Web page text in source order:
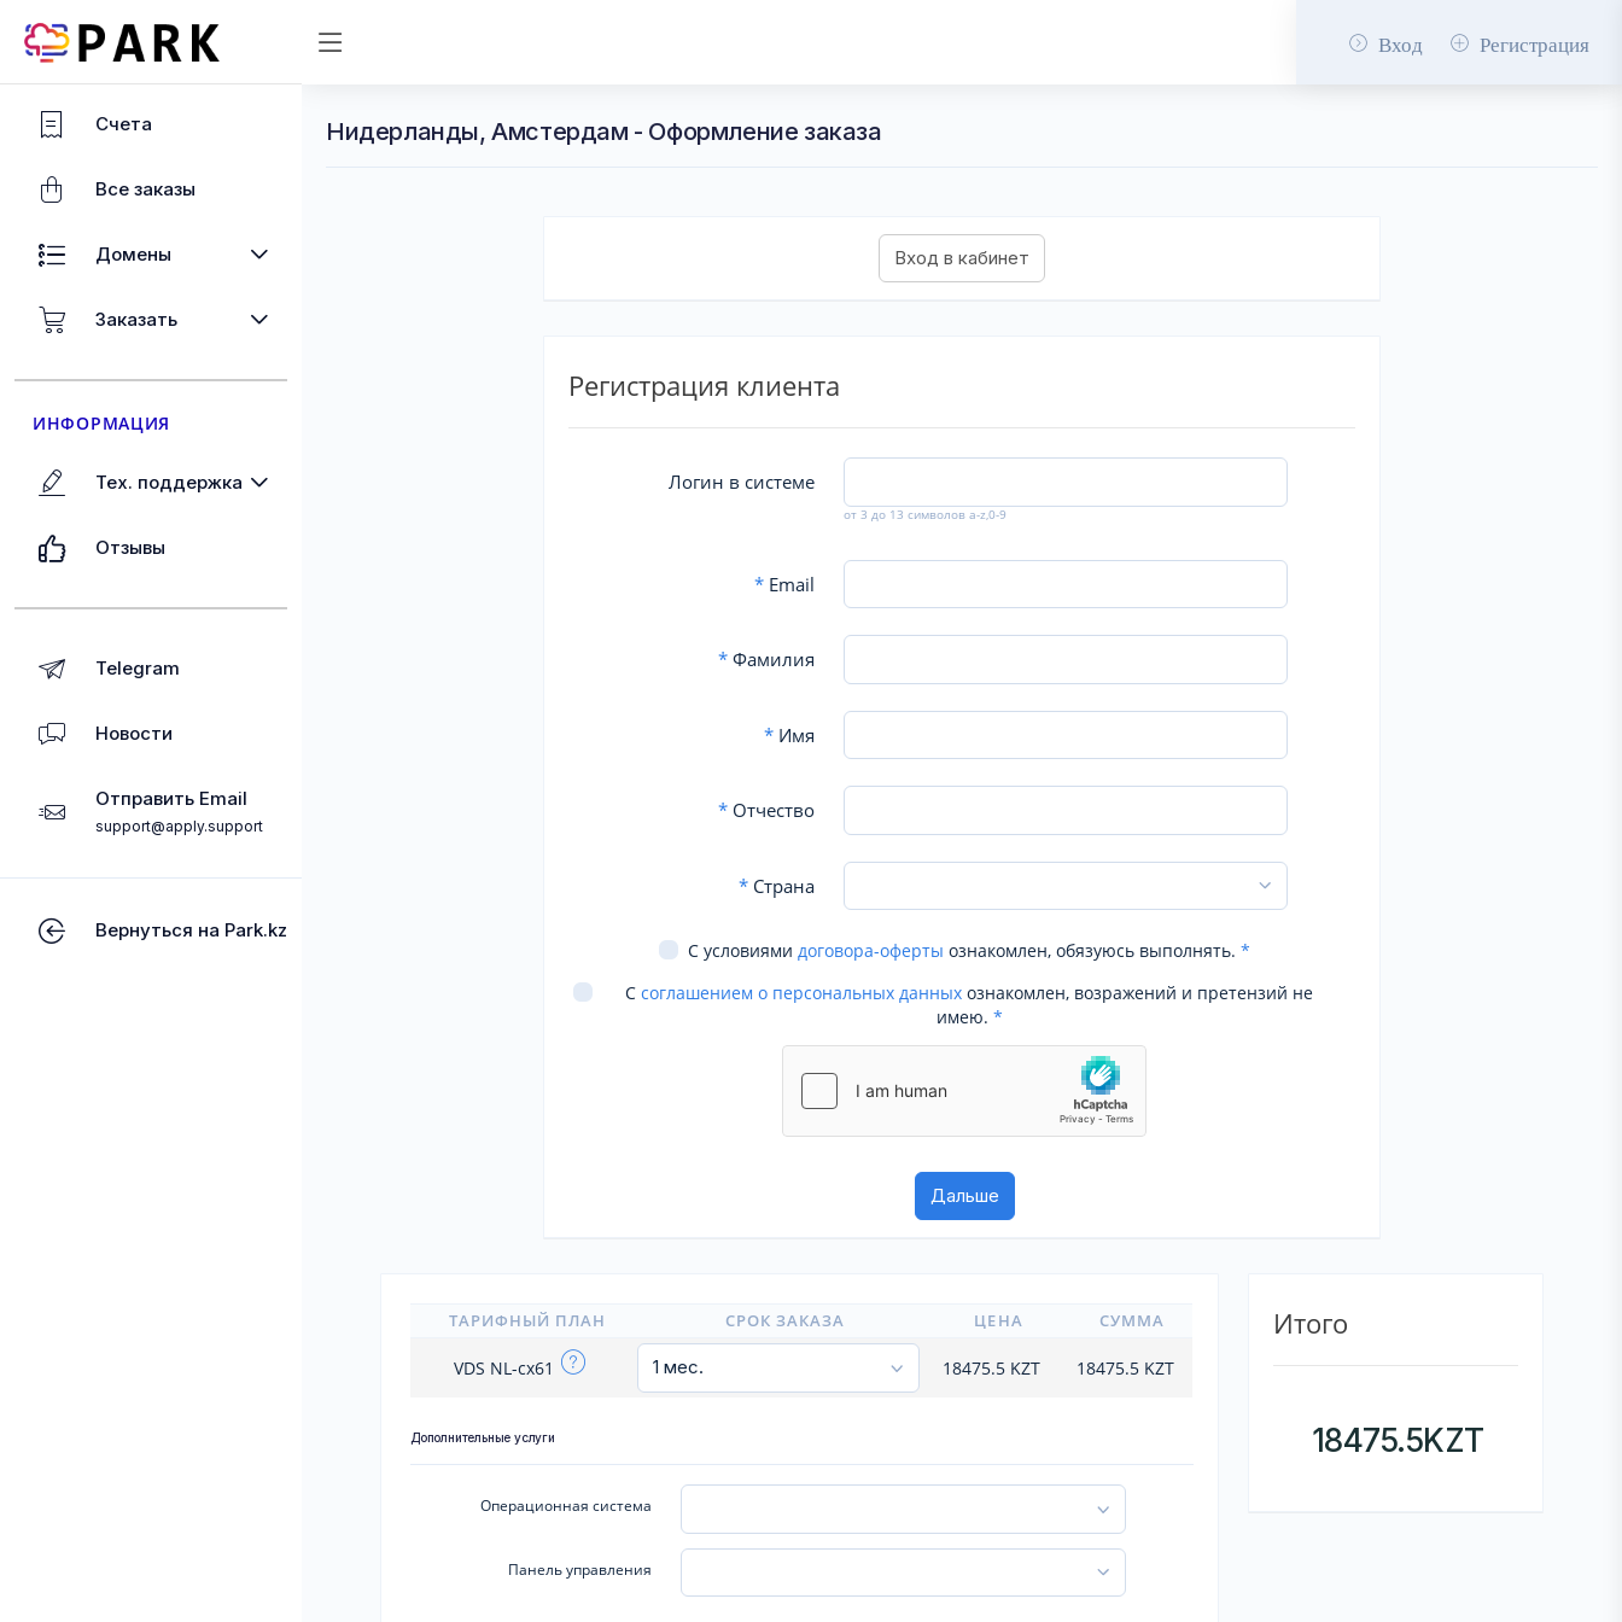
Вход Регистрация
Счета
Все заказы
Домены
Заказать
ИНФОРМАЦИЯ
Тех. поддержка
Отзывы
Telegram
Новости
Отправить Email
support@apply.support
Вернуться на Park.kz
Нидерланды, Амстердам - Оформление заказа
Регистрация клиента
Логин в системе
от 3 до 13 символов a-z,0-9
*Email
*Фамилия
*Имя
*Отчество
*Страна
С условиями договора-оферты ознакомлен, обязуюсь выполнять. *
С соглашением о персональных данных ознакомлен, возражений и претензий не
имею. *
ТАРИФНЫЙ ПЛАН СРОК ЗАКАЗА ЦЕНА СУММА
VDS NL-cx61 18475.5 KZT 18475.5KZT
Дополнительные услуги
Операционная система
Панель управления
Итого
18475.5KZT